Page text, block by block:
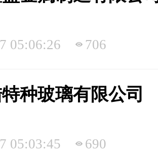
05:06:26 706
种玻璃有限公司
05:03:45 690